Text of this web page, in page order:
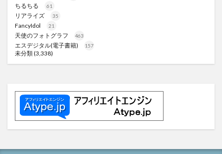
ちるちる 61
リアライズ 35
FancyIdol 21
天使のフォトグラフ 463
エスデジタル(電子書籍) 157
未分類(3,338)